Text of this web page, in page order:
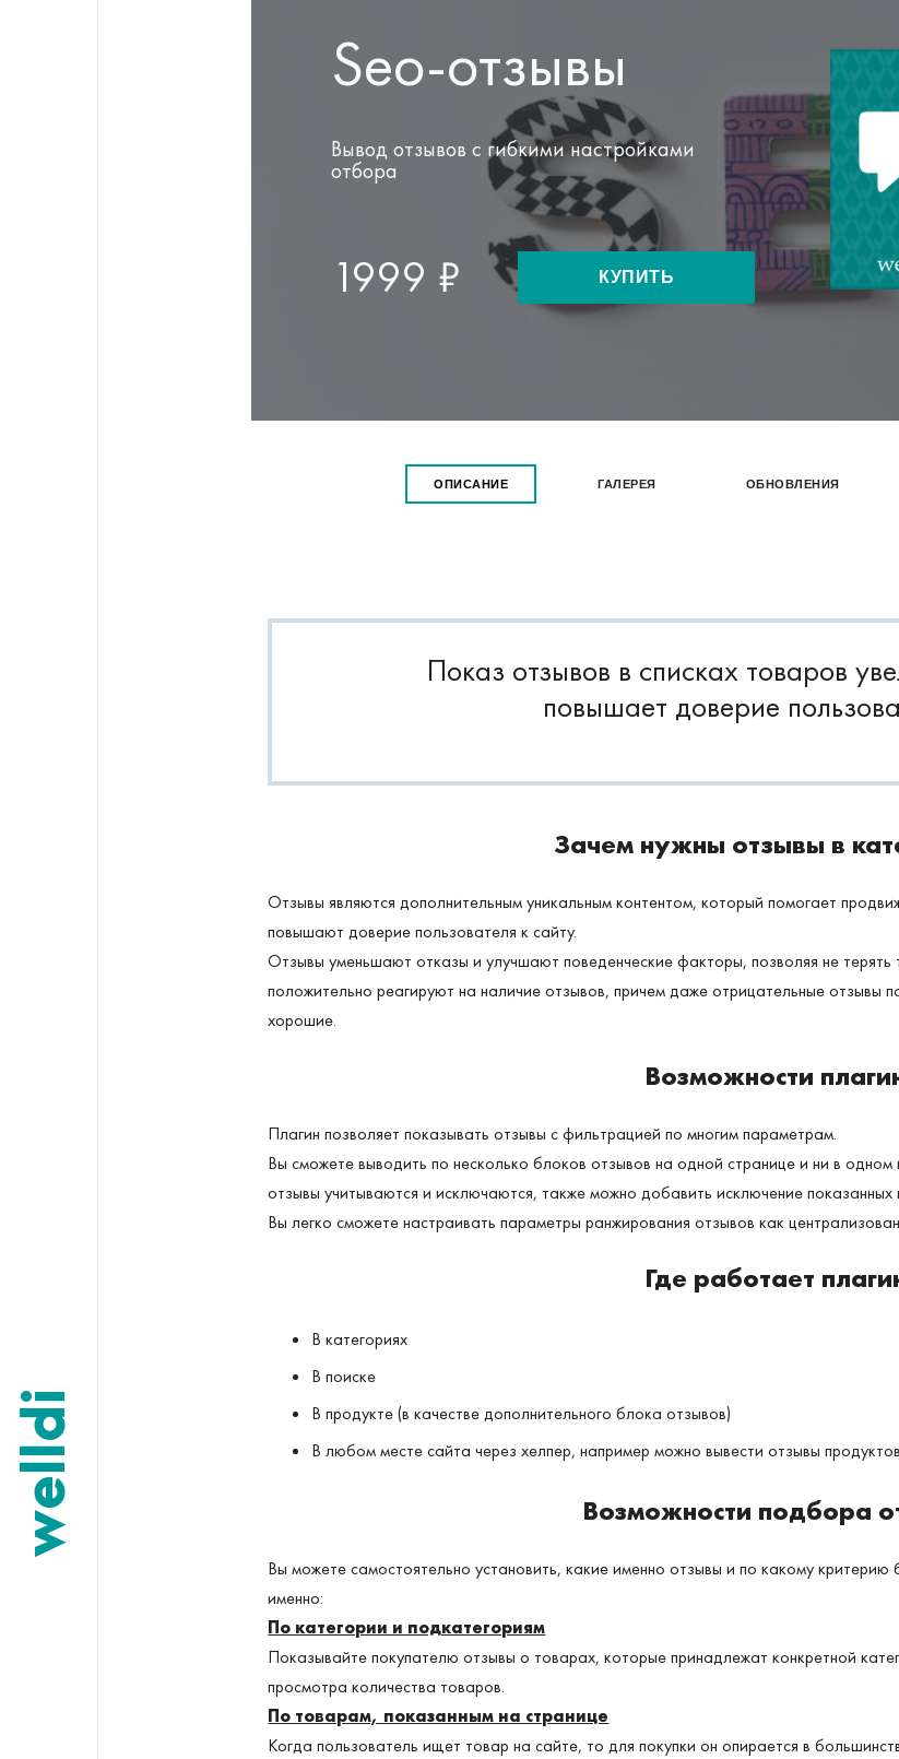
welldi
Seo-отзывы
Вывод отзывов с гибкими настройками
отбора
1999 ₽ КУПИТЬ
ОПИСАНИЕ ГАЛЕРЕЯ ОБНОВЛЕНИЯ
Показ отзывов в списках товаров
повышает доверие
Зачем нужны отзывы в
Отзывы являются дополнительным уникальным контентом, который помогает
повышают доверие пользователя к сайту.
Отзывы уменьшают отказы и улучшают поведенческие факторы, позволяя не терять
положительно реагируют на наличие отзывов, причем даже отрицательные отзывы
хорошие.
Возможности
Плагин позволяет показывать отзывы с фильтрацией по многим параметрам.
Вы сможете выводить по несколько блоков отзывов на одной странице и ни в
отзывы учитываются и исключаются, также можно добавить исключение показанных
Вы легко сможете настраивать параметры ранжирования отзывов как
Где работает
В категориях
В поиске
В продукте (в качестве дополнительного блока отзывов)
В любом месте сайта через хелпер, например можно вывести отзывы
Возможности подбора
Вы можете самостоятельно установить, какие именно отзывы и по какому
именно:
По категории и подкатегориям
Показывайте покупателю отзывы о товарах, которые принадлежат конкретной
просмотра количества товаров.
По товарам, показанным на странице
Когда пользователь ищет товар на сайте, то для покупки он опирается в